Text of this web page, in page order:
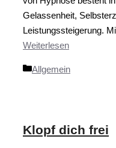
Gelassenheit,
Leistungssteigerung.
Weiterlesen
Kategorien
Allgemein
Klopf dich frei